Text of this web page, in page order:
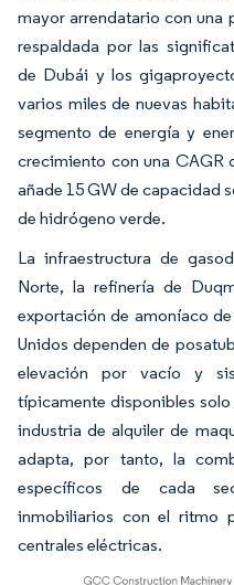
mayor arrendatario con una
respaldada por las
de Dubái y los
varios miles de nuevas
segmento de energía y
crecimiento con una CAGR
añade 15 GW de capacidad
de hidrógeno verde.
La infraestructura de
Norte, la refinería de
exportación de amoníaco
Unidos dependen de
elevación por vacío y
típicamente disponibles solo
industria de alquiler de
adapta, por tanto, la
específicos de cada
inmobiliarios con el ritmo
centrales eléctricas.